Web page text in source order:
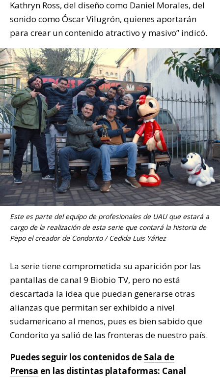
Kathryn Ross, del diseño como Daniel Morales, del
sonido como Óscar Vilugrón, quienes aportarán
para crear un contenido atractivo y masivo” indicó.
Este es parte del equipo de profesionales de UAU que estará a
cargo de la realización de esta serie que contará la historia de
Pepo el creador de Condorito / Cedida Luis Yáñez
La serie tiene comprometida su aparición por las
pantallas de canal 9 Biobio TV, pero no está
descartada la idea que puedan generarse otras
alianzas que permitan ser exhibido a nivel
sudamericano al menos, pues es bien sabido que
Condorito ya salió de las fronteras de nuestro país.
Puedes seguir los contenidos de Sala de
Prensa en las distintas plataformas: Canal